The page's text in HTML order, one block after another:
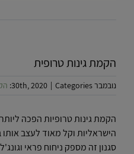
הקמת גינות טרופית
נובמבר 30th, 2020 | Categories:
הקמת גינות טרופיות הפכה
הישראליות וקל מאוד לעצב
סגנון זה מספק ניחוח פראי